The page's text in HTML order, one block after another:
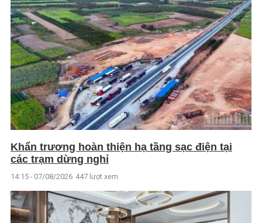
Khẩn trương hoàn thiện hạ tầng sạc điện tại
các trạm dừng nghỉ
14:15 - 07/08/2026 447 lượt xem